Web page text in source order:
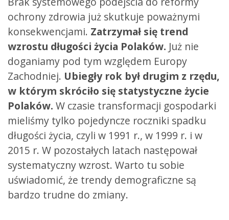
ochrony zdrowia już skutkuje poważnymi
konsekwencjami. Zatrzymał się trend
wzrostu długości życia Polaków. Już nie
doganiamy pod tym względem Europy
Zachodniej. Ubiegły rok był drugim z rzędu,
w którym skróciło się statystyczne życie
Polaków. W czasie transformacji gospodarki
mieliśmy tylko pojedyncze roczniki spadku
długości życia, czyli w 1991 r., w 1999 r. i w
2015 r. W pozostałych latach następował
systematyczny wzrost. Warto tu sobie
uświadomić, że trendy demograficzne są
bardzo trudne do zmiany.